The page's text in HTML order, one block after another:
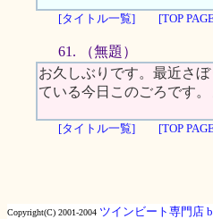
[タイトル一覧] [TOP
61. （無題）
お久しぶりです。最近さ
ている今日このごろです
[タイトル一覧] [TOP
Copyright(C) 2001-2004 ツインビート専門店